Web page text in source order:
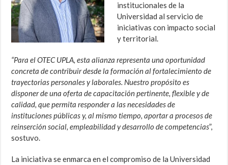
institucionales de la
Universidad al servicio de
iniciativas con impacto social
y territorial.
“Para el OTEC UPLA, esta alianza representa una oportunidad
concreta de contribuir desde la formación al fortalecimiento de
trayectorias personales y laborales. Nuestro propósito es
disponer de una oferta de capacitación pertinente, flexible y de
calidad, que permita responder a las necesidades de
instituciones públicas y, al mismo tiempo, aportar a procesos de
reinserción social, empleabilidad y desarrollo de competencias”,
sostuvo.
La iniciativa se enmarca en el compromiso de la Universidad